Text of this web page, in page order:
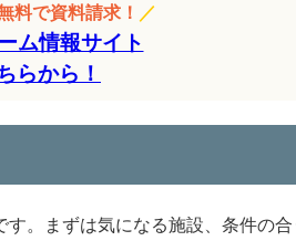
料で資料請求！ ／
ム情報サイト
らから！
。まずは気になる施設、条件の